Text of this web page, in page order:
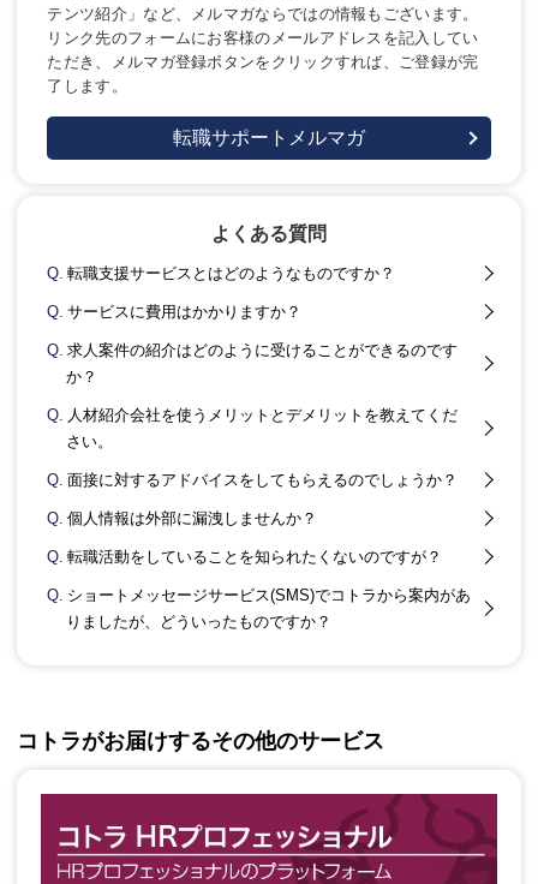
テンツ紹介」など、メルマガならではの情報もございます。
リンク先のフォームにお客様のメールアドレスを記入してい
ただき、メルマガ登録ボタンをクリックすれば、ご登録が完
了します。
転職サポートメルマガ
よくある質問
Q. 転職支援サービスとはどのようなものですか？
Q. サービスに費用はかかりますか？
Q. 求人案件の紹介はどのように受けることができるのです
か？
Q.
人材紹介会社を使うメリットとデメリットを教えてくだ
さい。
Q. 面接に対するアドバイスをしてもらえるのでしょうか？
Q. 個人情報は外部に漏洩しませんか？
Q. 転職活動をしていることを知られたくないのですが？
Q. ショートメッセージサービス(SMS)でコトラから案内があ
りましたが、どういったものですか？
コトラがお届けするその他のサービス